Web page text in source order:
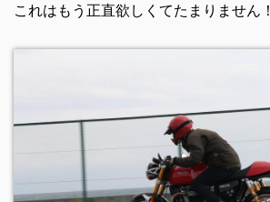
これはもう正直欲しくてたまりません！